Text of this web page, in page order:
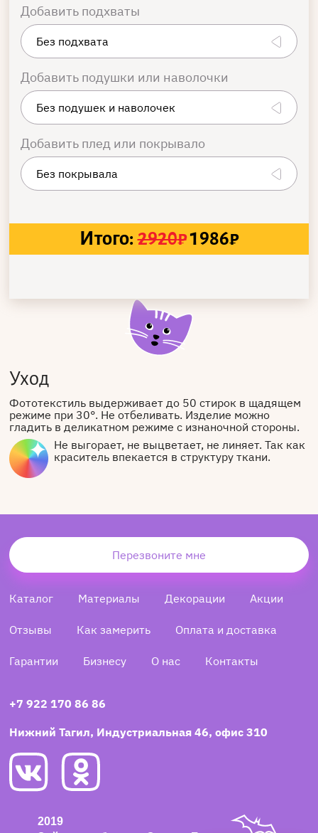
Добавить подхваты
Добавить подушки или наволочки
Добавить плед или покрывало
Итого: 2920₽1986₽
Уход
Фототекстиль выдерживает до 50 стирок в щадящем
режиме при 30°. Не отбеливать. Изделие можно
гладить в деликатном режиме с изнаночной стороны.
Не выгорает, не выцветает, не линяет. Так как
краситель впекается в структуру ткани.
Перезвоните мне
Каталог Материалы Декорации Акции
Отзывы Как замерить Оплата и доставка
Гарантии Бизнесу О нас Контакты
+7 922 170 86 86
Нижний Тагил, Индустриальная 46, офис 310